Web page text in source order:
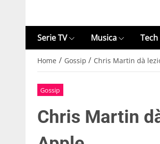
Serie TV Musica Tech
Home / Gossip / Chris Martin dà
Gossip
Chris Martin